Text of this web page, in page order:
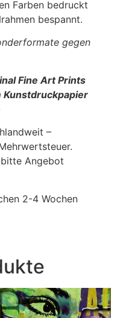
Farben bedruckt
bespannt.
gegen
Fine Art Prints
–
bitte Angebot
2-4 Wochen